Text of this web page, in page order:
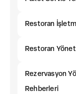
Restoran
Restoran
Rezervasyon
Rehberleri